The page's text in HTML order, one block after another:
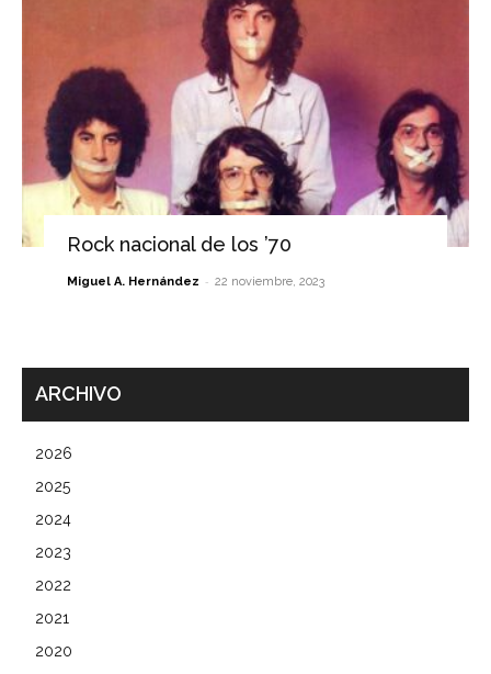
Rock nacional de los ’70
Miguel A. Hernández - 22 noviembre, 2023
ARCHIVO
2026
2025
2024
2023
2022
2021
2020